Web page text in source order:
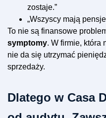
zostaje.”
„Wszyscy mają
To nie są finansowe
symptomy. W firmie, która
nie da się utrzymać
sprzedaży.
Dlatego w Casa